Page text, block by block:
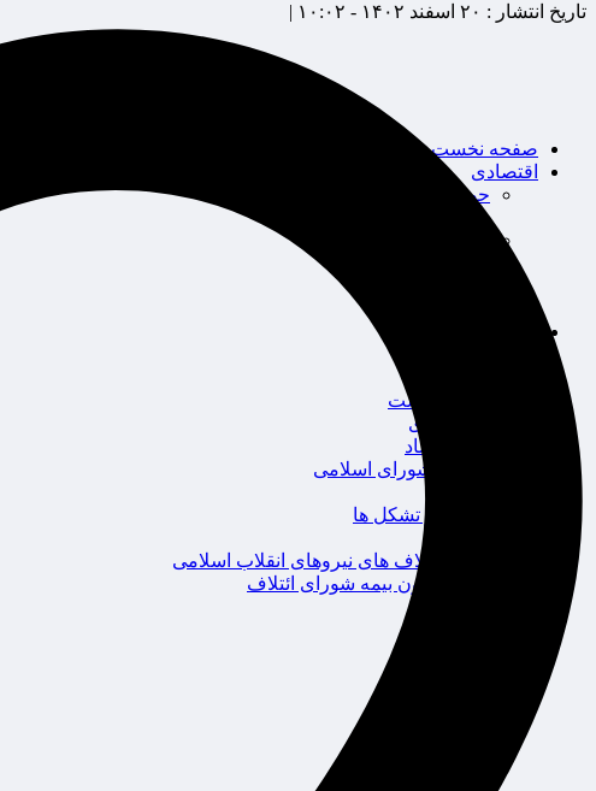
صفحه نخست
اقتصادی
حوزه بیمه
محیط زیست
گردشگری
سیاست و اقتصاد
مجلس شورای اسلامی
احزاب و تشکل ها
ائتلاف های نیروهای انقلاب اسلامی
کانون بیمه شورای ائتلاف
تاریخ انتشار : ۲۰ اسفند ۱۴۰۲ - ۱۰:۰۲ |